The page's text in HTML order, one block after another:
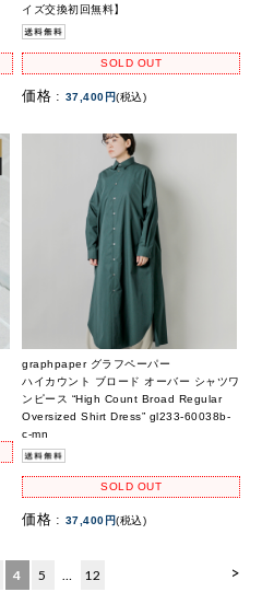
イズ交換初回無料】
SOLD OUT
価格 : 37,400円(税込)
graphpaper グラフペーパー
ハイカウント ブロード オーバー シャツワ
ンピース “High Count Broad Regular
Oversized Shirt Dress” gl233-60038b-
c-mn
SOLD OUT
価格 : 37,400円(税込)
>
4 5 … 12